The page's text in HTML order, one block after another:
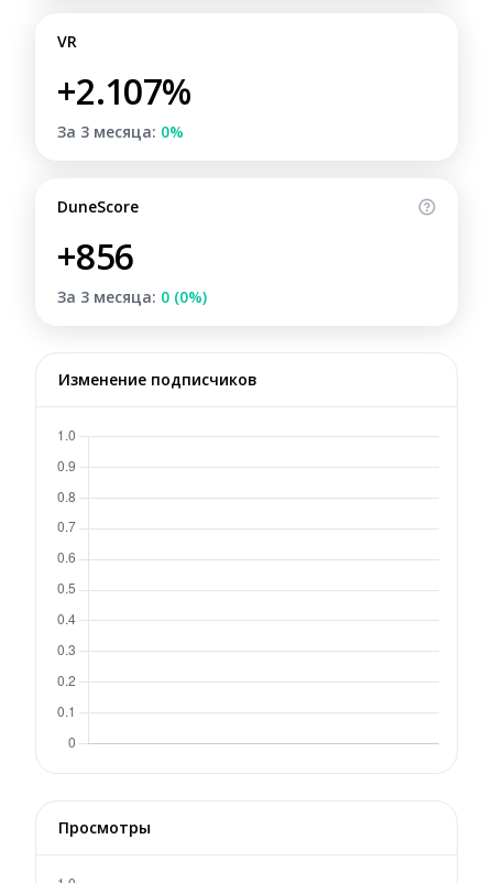
VR
+2.107%
За 3 месяца: 0%
DuneScore
+856
За 3 месяца: 0 (0%)
Изменение подписчиков
Просмотры